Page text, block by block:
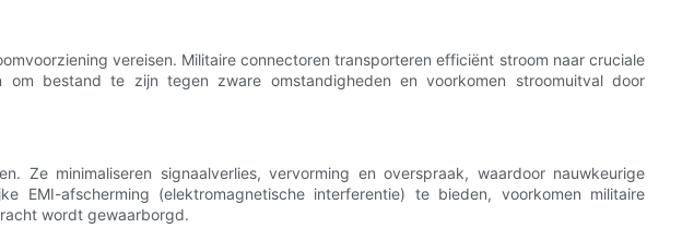
vereisen. Militaire connectoren transporteren efficiënt stroom naar cruciale
bestand te zijn tegen zware omstandigheden en voorkomen stroomuitval door
Ze minimaliseren signaalverlies, vervorming en overspraak, waardoor nauwkeurige
afscherming (elektromagnetische interferentie) te bieden, voorkomen militaire
wordt gewaarborgd.